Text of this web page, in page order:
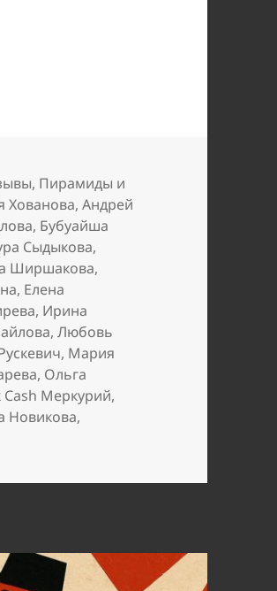
, Пирамиды и
Хованова,Андрей
, Бубуайша
Сыдыкова,
Ширшакова,
, Елена
, Ирина
,Любовь
, Мария
, Ольга
Меркурий,
Новикова,